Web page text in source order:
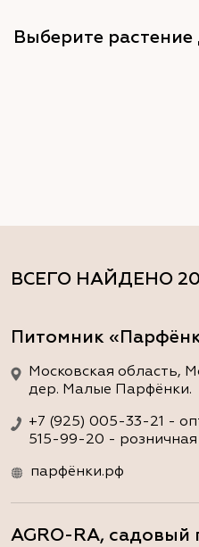
ВСЕГО НАЙДЕНО
Питомник
Московская область,
дер. Малые Парфёнки.
+7 (925) 005-33-21 -
515-99-20 - розничная
парфёнки.рф
AGRO-RA,
Выберите